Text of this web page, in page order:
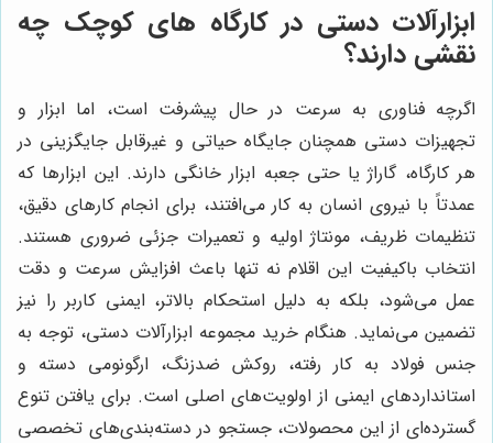
ابزارآلات دستی در کارگاه های کوچک چه
نقشی دارند؟
اگرچه فناوری به سرعت در حال پیشرفت است، اما ابزار و
تجهیزات دستی همچنان جایگاه حیاتی و غیرقابل جایگزینی در
هر کارگاه، گاراژ یا حتی جعبه ابزار خانگی دارند. این ابزارها که
عمدتاً با نیروی انسان به کار می‌افتند، برای انجام کارهای دقیق،
تنظیمات ظریف، مونتاژ اولیه و تعمیرات جزئی ضروری هستند.
انتخاب باکیفیت این اقلام نه تنها باعث افزایش سرعت و دقت
عمل می‌شود، بلکه به دلیل استحکام بالاتر، ایمنی کاربر را نیز
تضمین می‌نماید. هنگام خرید مجموعه ابزارآلات دستی، توجه به
جنس فولاد به کار رفته، روکش ضدزنگ، ارگونومی دسته و
استانداردهای ایمنی از اولویت‌های اصلی است. برای یافتن تنوع
گسترده‌ای از این محصولات، جستجو در دسته‌بندی‌های تخصصی